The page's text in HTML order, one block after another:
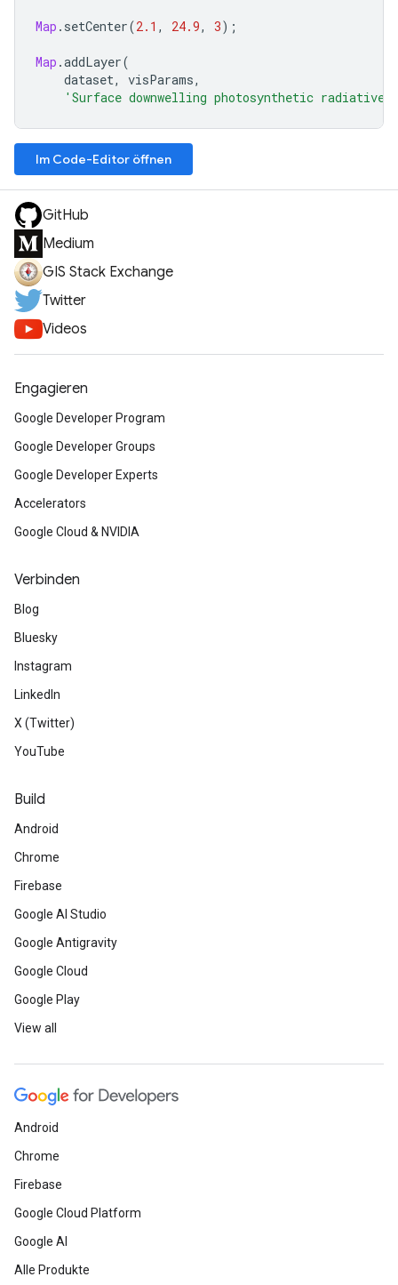
Map . setCenter(2.1 , 24.9, 3);
Map .addLayer(
dataset, visParams,
'Surface downwelling photosynthetic radiative
Im Code-Editor öffnen
GitHub
Medium
GIS Stack Exchange
Twitter
Videos
Engagieren
Google Developer Program
Google Developer Groups
Google Developer Experts
Accelerators
Google Cloud & NVIDIA
Verbinden
Blog
Bluesky
Instagram
LinkedIn
X (Twitter)
YouTube
Build
Android
Chrome
Firebase
Google AI Studio
Google Antigravity
Google Cloud
Google Play
View all
Android
Chrome
Firebase
Google Cloud Platform
Google AI
Alle Produkte